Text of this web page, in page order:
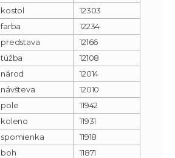
kostol
12303
farba
12234
predstava
12166
túžba
12108
národ
12014
návšteva
12010
pole
11942
koleno
11931
spomienka
11918
boh
11871